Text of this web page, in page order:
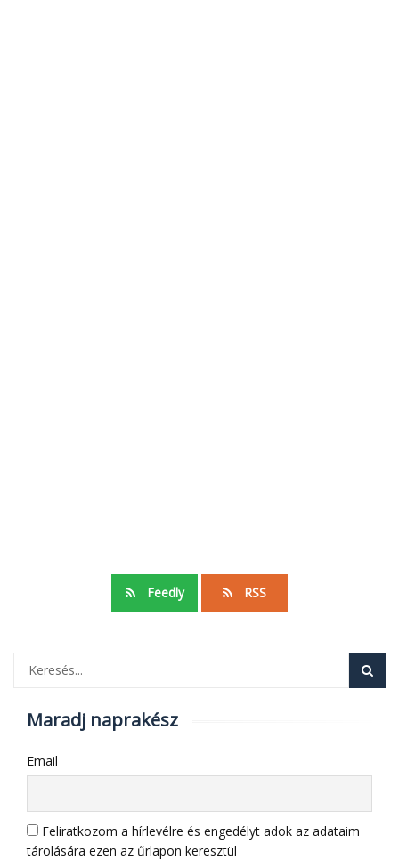
Feedly RSS
Maradj naprakész
Email
Feliratkozom a hírlevélre és engedélyt adok az adataim
tárolására ezen az űrlapon keresztül